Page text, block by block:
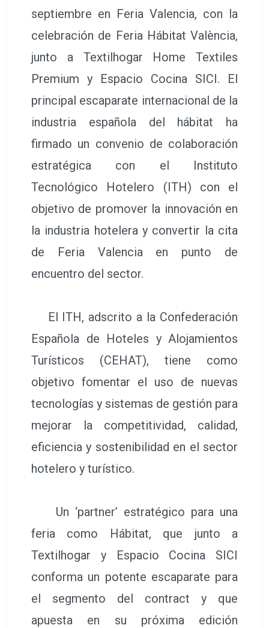
septiembre en Feria Valencia, con la
celebración de Feria Hábitat València,
junto a Textilhogar Home Textiles
Premium y Espacio Cocina SICI. El
principal escaparate internacional de la
industria española del hábitat ha
firmado un convenio de colaboración
estratégica con el Instituto
Tecnológico Hotelero (ITH) con el
objetivo de promover la innovación en
la industria hotelera y convertir la cita
de Feria Valencia en punto de
encuentro del sector.
El ITH, adscrito a la Confederación
Española de Hoteles y Alojamientos
Turísticos (CEHAT), tiene como
objetivo fomentar el uso de nuevas
tecnologías y sistemas de gestión para
mejorar la competitividad, calidad,
eficiencia y sostenibilidad en el sector
hotelero y turístico.
Un ‘partner’ estratégico para una
feria como Hábitat, que junto a
Textilhogar y Espacio Cocina SICI
conforma un potente escaparate para
el segmento del contract y que
apuesta en su próxima edición